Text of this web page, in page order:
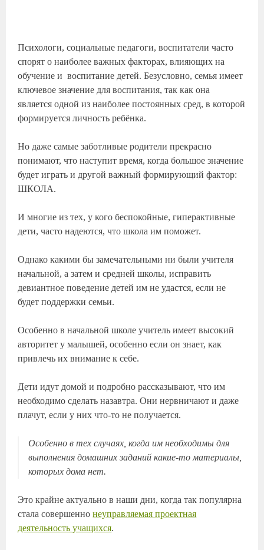
Психологи, социальные педагоги, воспитатели часто
спорят о наиболее важных факторах, влияющих на
обучение и воспитание детей. Безусловно, семья имеет
ключевое значение для воспитания, так как она
является одной из наиболее постоянных сред, в которой
формируется личность ребёнка.
Но даже самые заботливые родители прекрасно
понимают, что наступит время, когда большое значение
будет играть и другой важный формирующий фактор:
ШКОЛА.
И многие из тех, у кого беспокойные, гиперактивные
дети, часто надеются, что школа им поможет.
Однако какими бы замечательными ни были учителя
начальной, а затем и средней школы, исправить
девиантное поведение детей им не удастся, если не
будет поддержки семьи.
Особенно в начальной школе учитель имеет высокий
авторитет у малышей, особенно если он знает, как
привлечь их внимание к себе.
Дети идут домой и подробно рассказывают, что им
необходимо сделать назавтра. Они нервничают и даже
плачут, если у них что-то не получается.
Особенно в тех случаях, когда им необходимы для
выполнения домашних заданий какие-то материалы,
которых дома нет.
Это крайне актуально в наши дни, когда так популярна
стала совершеннонеуправляемая проектная
деятельность учащихся.